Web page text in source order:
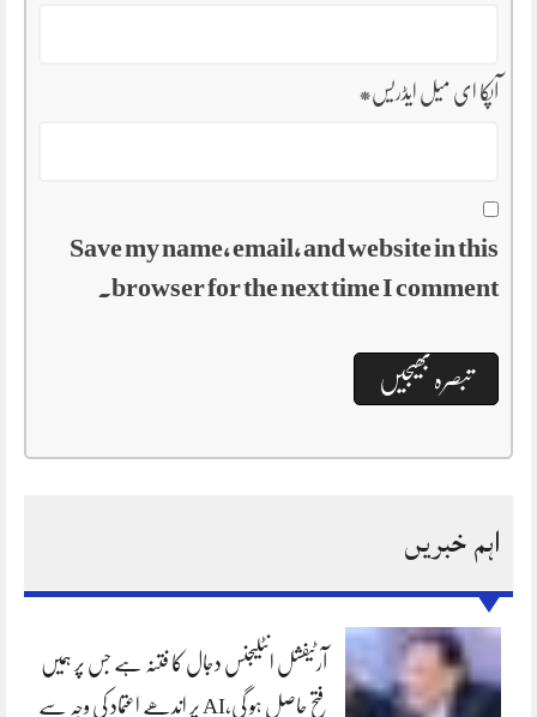
آپکا ای میل ایڈریس*
Save my name, email, and website in this
browser for the next time I comment.
اہم خبریں
آرٹیفشل انٹلیجنس دجال کا فتنہ ہے جس پر ہمیں
فتح حاصل ہو گی،AI پر اندھے اعتماد کی وجہ سے